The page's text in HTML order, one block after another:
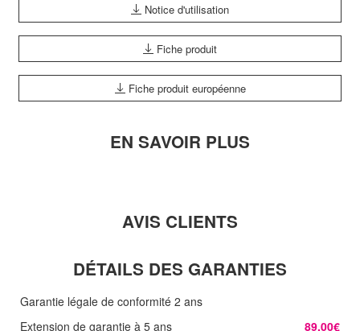
Notice d'utilisation
Fiche produit
Fiche produit européenne
EN SAVOIR PLUS
AVIS CLIENTS
DÉTAILS DES GARANTIES
Garantie légale de conformité 2 ans
Extension de garantie à 5 ans
89,00€